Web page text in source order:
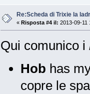
Re:Scheda di Trixie la
« Risposta #4 il: 2013-09-11
Qui comunico i
Hob has
copre le